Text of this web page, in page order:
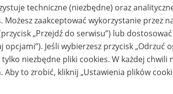
przechowywania
dokumentów
archiwum
państwowym
Perfekcja Archiwum
Spółka z o.o. ul.
Zacisze 16A, 65-775
Zielona Góra
1989 -
techniczne (niezbędne) oraz
zaakceptować wykorzystanie przez
„Przejdź do serwisu”) lub
opcjami”). Jeśli wybierzesz przycisk „Odrzuć
niezbędne pliki cookies. W każdej chwili
Aby to zrobić, kliknij „Ustawienia plików